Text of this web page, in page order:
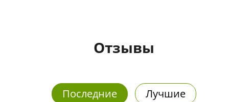
Отзывы
Последние Лучшие